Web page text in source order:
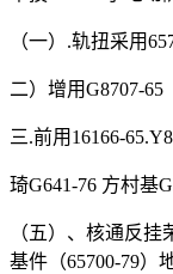
（一）.轨扭采用
二）增用G8707-65
三.前用16166-
琦G641-76 方村基
（五）、核通反
基件（65700-79）